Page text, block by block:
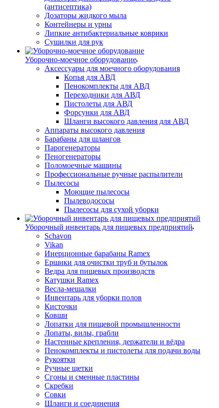
(антисептика)
Дозаторы жидкого мыла
Контейнеры и урны
Липкие антибактериальные коврики
Сушилки для рук
Уборочно-моечное оборудование
Аксессуары для моечного оборудования
Копья для АВД
Пенокомплекты для АВД
Переходники для АВД
Пистолеты для АВД
Форсунки для АВД
Шланги высокого давления для АВД
Аппараты высокого давления
Барабаны для шлангов
Парогенераторы
Пеногенераторы
Поломоечные машины
Профессиональные ручные распылители
Пылесосы
Моющие пылесосы
Пылеводососы
Пылесосы для сухой уборки
Уборочный инвентарь для пищевых предприятий
Schavon
Vikan
Инерционные барабаны Ramex
Ершики для очистки труб и бутылок
Ведра для пищевых производств
Катушки Ramex
Весла-мешалки
Инвентарь для уборки полов
Кисточки
Ковши
Лопатки для пищевой промышленности
Лопаты, вилы, грабли
Настенные крепления, держатели и вёдра
Пенокомплекты и пистолеты для подачи воды
Рукоятки
Ручные щетки
Сгоны и сменные пластины
Скребки
Совки
Шланги и соединения